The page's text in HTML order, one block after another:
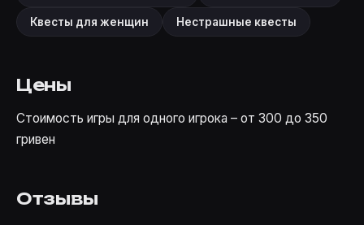
Квесты для женщин Нестрашные квесты
Цены
Стоимость игры для одного игрока – от 300 до 350
гривен
Отзывы